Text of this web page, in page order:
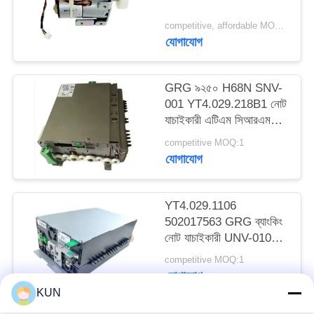
PRIVACY
POLICY
competitive, affordable MOQ:1
যোগাযোগ
GRG ৯২৫০ H68N SNV-
001 YT4.029.218B1 নোট
যাচাইকারী এটিএম সিআরএম
মেশিনের যন্ত্রাংশ
competitive MOQ:1
যোগাযোগ
YT4.029.1106
502017563 GRG ব্যাংকিং
নোট যাচাইকারী UNV-010
ATM CRM মেশিন মডিউল
পার্ট
competitive MOQ:1
যোগাযোগ
KUN